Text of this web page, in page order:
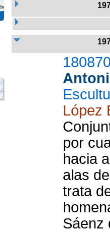
López
por
hacia
alas
trata
Sáenz